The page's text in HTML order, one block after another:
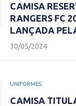
CAMISA
RANGERS FC
LANÇADA
30/05/2024
UNIFORMES
CAMISA